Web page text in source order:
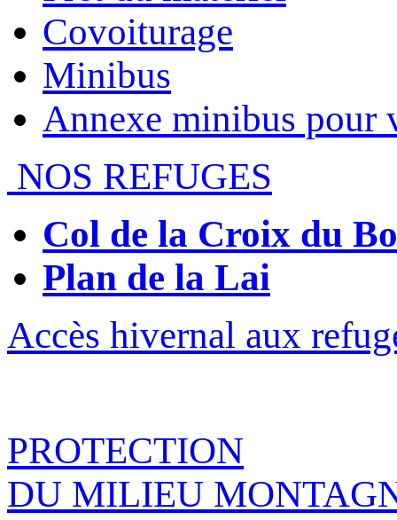
Covoiturage
Minibus
Annexe minibus pour
NOS REFUGES
Col de la Croix du
Plan de la Lai
Accès hivernal aux
PROTECTION
DU MILIEU